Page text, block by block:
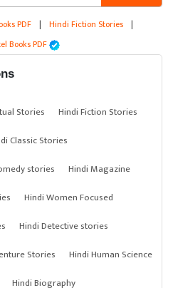
PDF | Hindi Fiction Stories |
Books PDF
Stories
Hindi Fiction Stories
Classic Stories
stories
Hindi Magazine
Hindi Women Focused
Hindi Detective stories
Stories
Hindi Human Science
Hindi Biography